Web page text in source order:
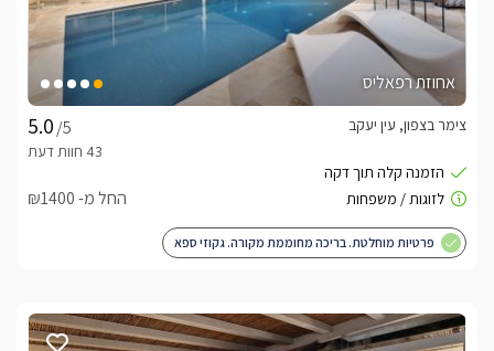
אחוזת רפאליס
/5
צימר בצפון, עין יעקב
החל מ- ₪1400
פרטיות מוחלטת. בריכה מחוממת מקורה. גקוזי ספא